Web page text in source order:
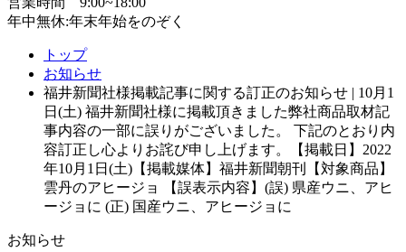
年中無休:年末年始をのぞく
トップ
お知らせ
福井新聞社様掲載記事に関する訂正のお知らせ | 10月1
日(土) 福井新聞社様に掲載頂きました弊社商品取材記
事内容の一部に誤りがございました。 下記のとおり内
容訂正し心よりお詫び申し上げます。【掲載日】2022
年10月1日(土)【掲載媒体】福井新聞朝刊【対象商品】
雲丹のアヒージョ 【誤表示内容】(誤) 県産ウニ、アヒ
ージョに (正) 国産ウニ、アヒージョに
お知らせ